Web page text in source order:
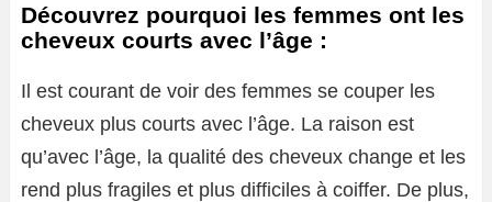
Découvrez pourquoi les femmes ont les
cheveux courts avec l’âge :
Il est courant de voir des femmes se couper les
cheveux plus courts avec l’âge. La raison est
qu’avec l’âge, la qualité des cheveux change et les
rend plus fragiles et plus difficiles à coiffer. De plus,